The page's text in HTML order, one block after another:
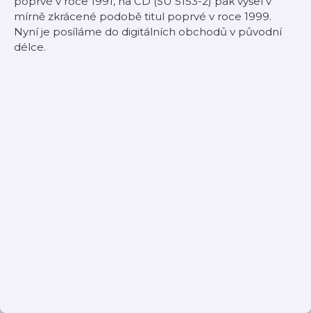
mírně zkrácené podobě titul poprvé v roce 1999.
Nyní je posíláme do digitálních obchodů v původní
délce.